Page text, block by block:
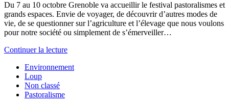
Du 7 au 10 octobre Grenoble va accueillir le festival pastoralismes et
grands espaces. Envie de voyager, de découvrir d’autres modes de
vie, de se questionner sur l’agriculture et l’élevage que nous voulons
pour notre société ou simplement de s’émerveiller…
Continuer la lecture
Environnement
Loup
Non classé
Pastoralisme